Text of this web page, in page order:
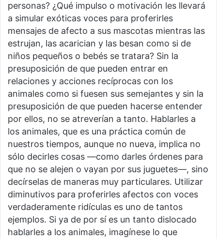
personas? ¿Qué impulso o motivación les llevará
a simular exóticas voces para proferirles
mensajes de afecto a sus mascotas mientras las
estrujan, las acarician y las besan como si de
niños pequeños o bebés se tratara? Sin la
presuposición de que pueden entrar en
relaciones y acciones recíprocas con los
animales como si fuesen sus semejantes y sin la
presuposición de que pueden hacerse entender
por ellos, no se atreverían a tanto. Hablarles a
los animales, que es una práctica común de
nuestros tiempos, aunque no nueva, implica no
sólo decirles cosas —como darles órdenes para
que no se alejen o vayan por sus juguetes—, sino
decírselas de maneras muy particulares. Utilizar
diminutivos para proferirles afectos con voces
verdaderamente ridículas es uno de tantos
ejemplos. Si ya de por sí es un tanto dislocado
hablarles a los animales, imagínese lo que